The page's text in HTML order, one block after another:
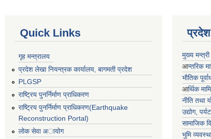
Quick Links
गृह मन्त्रालय
प्रदेश लेखा नियन्त्रक कार्यालय, बागमती प्रदेश
PLGSP
राष्ट्रिय पुनर्निर्माण प्राधिकरण
राष्ट्रिय पुनर्निर्माण प्राधिकरण(Earthquake
Reconstruction Portal)
लोक सेवा अायोग
मुख्य मन्त्री
आन्तरिक
भाैतिक
आर्थिक
नीति तथा
उद्योग,
सामाजिक
भुमि